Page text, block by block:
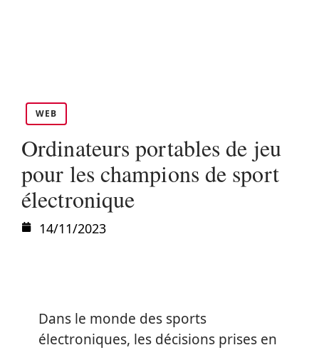
WEB
Ordinateurs portables de jeu
pour les champions de sport
électronique
14/11/2023
Dans le monde des sports
électroniques, les décisions prises en